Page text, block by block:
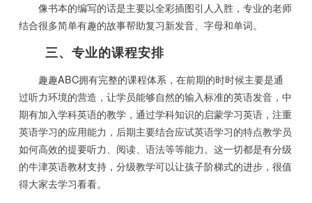
像书本的编写的话是主要以全彩插图引人入胜，专业的老师
结合很多简单有趣的故事帮助复习新发音、字母和单词。
三、专业的课程安排
趣趣ABC拥有完整的课程体系，在前期的时时候主要是通
过听力环境的营造，让学员能够自然的输入标准的英语发音，中
期有加入学科英语的教学，通过学科知识的启蒙学习英语，注重
英语学习的应用能力，后期主要结合应试英语学习的特点教学员
如何高效的提要听力、阅读、语法等等能力。这一切都是有分级
的牛津英语教材支持，分级教学可以让孩子阶梯式的进步，很值
得大家去学习看看。